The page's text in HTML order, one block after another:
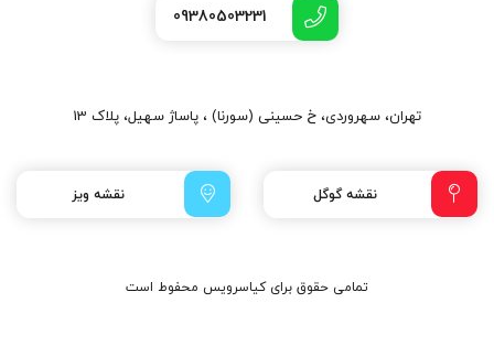
09380503231
تهران، سهروردی، خ حسینی (سورنا) ، پاساژ سهیل، پلاک 13
نقشه گوگل نقشه ویز
تمامی حقوق برای کیاسرویس محفوط است